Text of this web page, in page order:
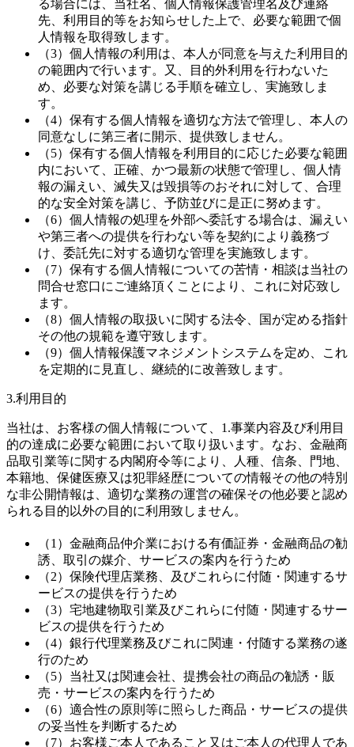
る場合には、当社名、個人情報保護管理名及び連絡
先、利用目的等をお知らせした上で、必要な範囲で個
人情報を取得致します。
（3）個人情報の利用は、本人が同意を与えた利用目的
の範囲内で行います。又、目的外利用を行わないた
め、必要な対策を講じる手順を確立し、実施致しま
す。
（4）保有する個人情報を適切な方法で管理し、本人の
同意なしに第三者に開示、提供致しません。
（5）保有する個人情報を利用目的に応じた必要な範囲
内において、正確、かつ最新の状態で管理し、個人情
報の漏えい、滅失又は毀損等のおそれに対して、合理
的な安全対策を講じ、予防並びに是正に努めます。
（6）個人情報の処理を外部へ委託する場合は、漏えい
や第三者への提供を行わない等を契約により義務づ
け、委託先に対する適切な管理を実施致します。
（7）保有する個人情報についての苦情・相談は当社の
問合せ窓口にご連絡頂くことにより、これに対応致し
ます。
（8）個人情報の取扱いに関する法令、国が定める指針
その他の規範を遵守致します。
（9）個人情報保護マネジメントシステムを定め、これ
を定期的に見直し、継続的に改善致します。
3.利用目的
当社は、お客様の個人情報について、1.事業内容及び利用目
的の達成に必要な範囲において取り扱います。なお、金融商
品取引業等に関する内閣府令等により、人種、信条、門地、
本籍地、保健医療又は犯罪経歴についての情報その他の特別
な非公開情報は、適切な業務の運営の確保その他必要と認め
られる目的以外の目的に利用致しません。
（1）金融商品仲介業における有価証券・金融商品の勧
誘、取引の媒介、サービスの案内を行うため
（2）保険代理店業務、及びこれらに付随・関連するサ
ービスの提供を行うため
（3）宅地建物取引業及びこれらに付随・関連するサー
ビスの提供を行うため
（4）銀行代理業務及びこれに関連・付随する業務の遂
行のため
（5）当社又は関連会社、提携会社の商品の勧誘・販
売・サービスの案内を行うため
（6）適合性の原則等に照らした商品・サービスの提供
の妥当性を判断するため
（7）お客様ご本人であること又はご本人の代理人であ